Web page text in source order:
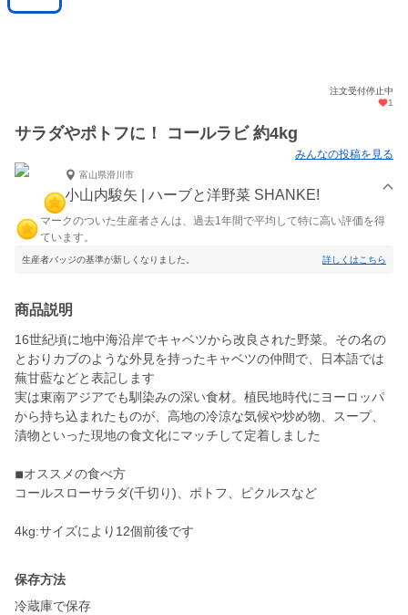
注文受付停止中
1
サラダやポトフに！ コールラビ 約4kg
みんなの投稿を見る
富山県滑川市
小山内駿矢 | ハーブと洋野菜 SHANKE!
マークのついた生産者さんは、過去1年間で平均して特に高い評価を得
ています。
生産者バッジの基準が新しくなりました。 詳しくはこちら
商品説明
16世紀頃に地中海沿岸でキャベツから改良された野菜。その名の
とおりカブのような外見を持ったキャベツの仲間で、日本語では
蕪甘藍などと表記します
実は東南アジアでも馴染みの深い食材。植民地時代にヨーロッパ
から持ち込まれたものが、高地の冷涼な気候や炒め物、スープ、
漬物といった現地の食文化にマッチして定着しました
◾︎オススメの食べ方
コールスローサラダ(千切り)、ポトフ、ピクルスなど
保存方法
冷蔵庫で保存